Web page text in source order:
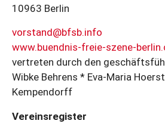
10963 Berlin
vorstand@bfsb.info
www.buendnis-freie-szene-
vertreten durch den
Wibke Behrens * Eva-Maria
Kempendorff
Vereinsregister